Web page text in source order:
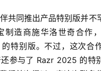
共同推出产品特别版并不
制造商施华洛世奇合作
特别版。不过，这次合
参与了 Razr 2025 的特